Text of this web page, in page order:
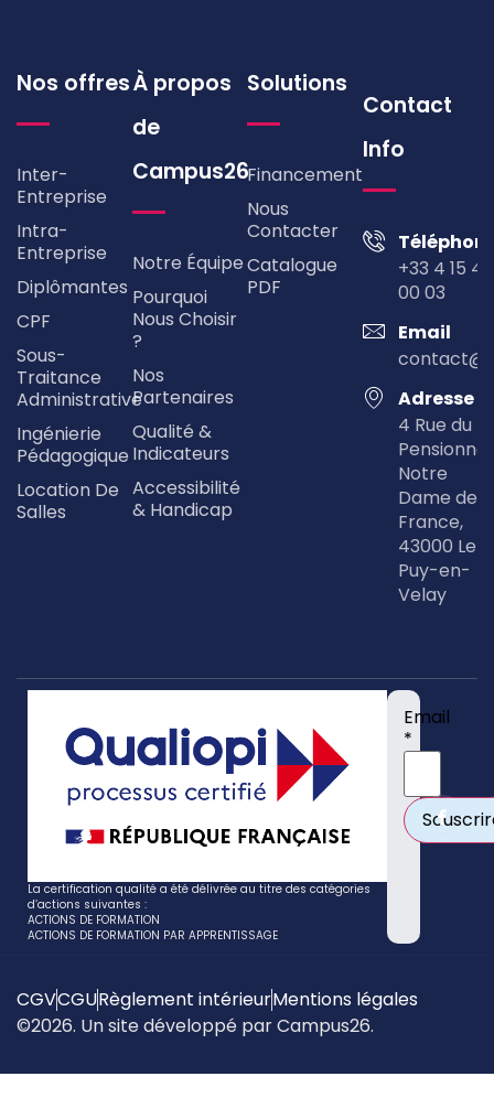
Nos offres
Inter-
Entreprise
Intra-
Entreprise
Diplômantes
CPF
Sous-
Traitance
Administrative
Ingénierie
Pédagogique
Location De
Salles
À propos
de
Campus26
Notre Équipe
Pourquoi
Nous Choisir
?
Nos
Partenaires
Qualité &
Indicateurs
Accessibilité
& Handicap
Solutions
Financement
Nous
Contacter
Catalogue
PDF
Contact
Info
+33 4 15 49
00 03
Email
Adresse
4 Rue du
Pensionnat
Notre
Dame de
France,
43000 Le
Puy-en-
Velay
La certification qualité a été délivrée au titre des catégories
d’actions suivantes :
ACTIONS DE FORMATION
ACTIONS DE FORMATION PAR APPRENTISSAGE
Email
*
CGVCGURèglement intérieurMentions légales
©2026. Un site développé par Campus26.